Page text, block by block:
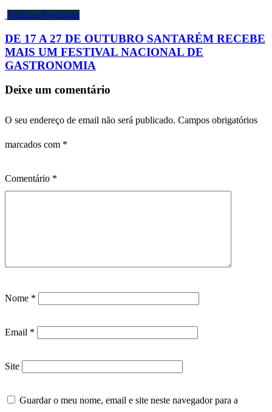
Notícias Regionais
DE 17 A 27 DE OUTUBRO SANTARÉM RECEBE
MAIS UM FESTIVAL NACIONAL DE
GASTRONOMIA
Deixe um comentário
O seu endereço de email não será publicado. Campos obrigatórios
marcados com *
Comentário *
Nome *
Email *
Site
Guardar o meu nome, email e site neste navegador para a